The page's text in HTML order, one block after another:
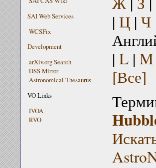
SAI Web Services
WCSFix
Development
arXiv.org Search
DSS Mirror
Astronomical Thesaurus
VO Links
IVOA
RVO
| Ц| Ч
| L| M
[Все]